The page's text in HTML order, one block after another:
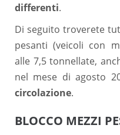
differenti.
Di seguito troverete
pesanti (veicoli con
alle 7,5 tonnellate,
nel mese di agosto
circolazione.
BLOCCO MEZZI